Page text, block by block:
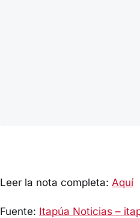
Leer la nota completa: Aquí
Fuente: Itapúa Noticias –